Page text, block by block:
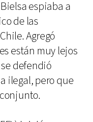
espiaba a
de las
Agregó
están muy lejos
defendió
ilegal, pero que